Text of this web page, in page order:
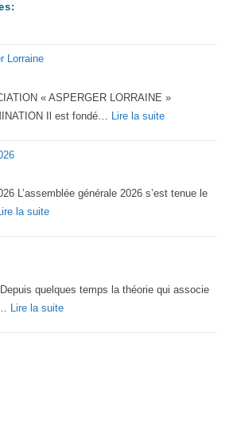
Lorraine
« ASPERGER LORRAINE »
Il est fondé… Lire la suite:
Lorraine
L’assemblée générale 2026 s’est tenue le
la suite:
quelques temps la théorie qui associe
Lire la suite: